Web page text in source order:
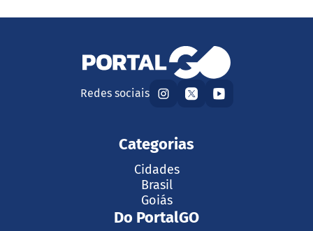
Redes sociais
Categorias
Cidades
Brasil
Goiás
Do PortalGO